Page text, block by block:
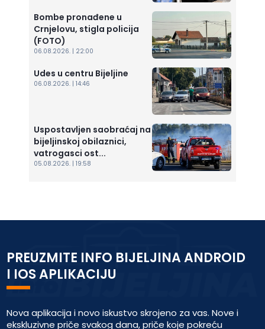
Bombe pronađene u
Crnjelovu, stigla policija
(FOTO)
06.08.2026. | 22:00
Udes u centru Bijeljine
06.08.2026. | 14:46
Uspostavljen saobraćaj na
bijeljinskoj obilaznici,
vatrogasci ost...
05.08.2026. | 19:58
PREUZMITE INFO BIJELJINA ANDROID
I IOS APLIKACIJU
Nova aplikacija i novo iskustvo skrojeno za vas. Nove i
ekskluzivne priče svakog dana, priče koje pokreću